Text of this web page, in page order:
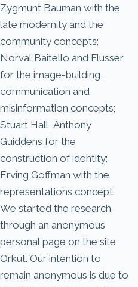
Zygmunt Bauman with the
late modernity and the
community concepts;
Norval Baitello and Flusser
for the image-building,
communication and
misinformation concepts;
Stuart Hall, Anthony
Guiddens for the
construction of identity;
Erving Goffman with the
representations concept.
We started the research
through an anonymous
personal page on the site
Orkut. Our intention to
remain anonymous is due to